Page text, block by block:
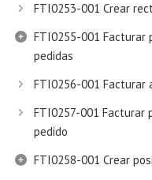
FTI0253-001 Crear
FTI0255-001 Facturar
pedidas
FTI0256-001 Facturar
FTI0257-001 Facturar
pedido
FTI0258-001 Crear